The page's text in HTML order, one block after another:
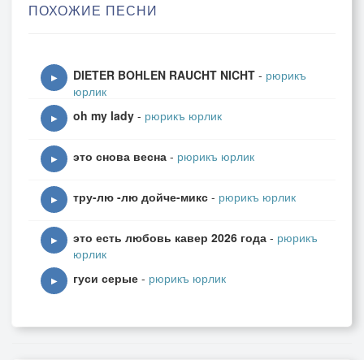
ПОХОЖИЕ ПЕСНИ
▶ DIETER BOHLEN RAUCHT NICHT - рюрикъ
юрлик
▶ oh my lady - рюрикъ юрлик
▶ это снова весна - рюрикъ юрлик
▶ тру-лю -лю дойче-микс - рюрикъ юрлик
▶ это есть любовь кавер 2026 года - рюрикъ
юрлик
▶ гуси серые - рюрикъ юрлик